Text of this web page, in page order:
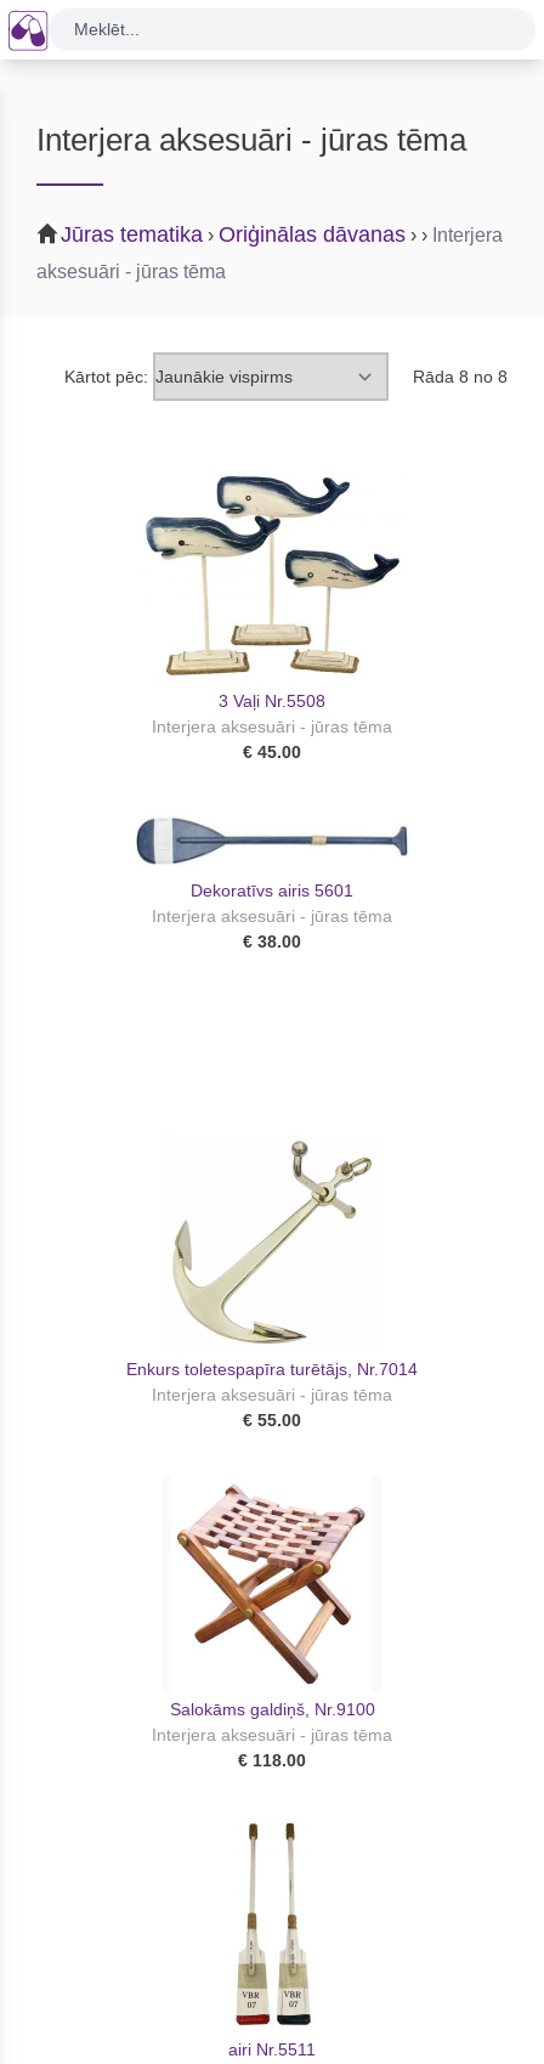
Meklēt...
Interjera aksesuāri - jūras tēma
Jūras tematika › Oriģinālas dāvanas › › Interjera
aksesuāri - jūras tēma
Kārtot pēc: Rāda 8 no 8
3 Vaļi Nr.5508
Interjera aksesuāri - jūras tēma
€ 45.00
Dekoratīvs airis 5601
Interjera aksesuāri - jūras tēma
€ 38.00
Enkurs toletespapīra turētājs, Nr.7014
Interjera aksesuāri - jūras tēma
€ 55.00
Salokāms galdiņš, Nr.9100
Interjera aksesuāri - jūras tēma
€ 118.00
airi Nr.5511